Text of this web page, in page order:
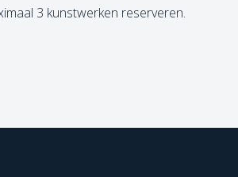
3 kunstwerken reserveren.